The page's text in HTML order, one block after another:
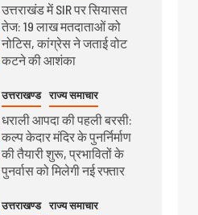
उत्तराखंड में SIR पर सियासत
तेज: 19 लाख मतदाताओं को
नोटिस, कांग्रेस ने जताई वोट
कटने की आशंका
उत्तराखण्ड राज्य समाचार
धराली आपदा की पहली बरसी:
कल्प केदार मंदिर के पुनर्निर्माण
की तैयारी शुरू, प्रभावितों के
पुनर्वास को मिलेगी नई रफ्तार
उत्तराखण्ड राज्य समाचार